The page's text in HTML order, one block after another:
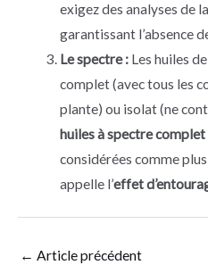
exigez des analyses de
garantissant l’absence
Le spectre :Les huiles
complet (avec tous les
plante) ou isolat (ne
huiles à spectre complet
considérées comme plus
appelle l’effet
← Article précédent